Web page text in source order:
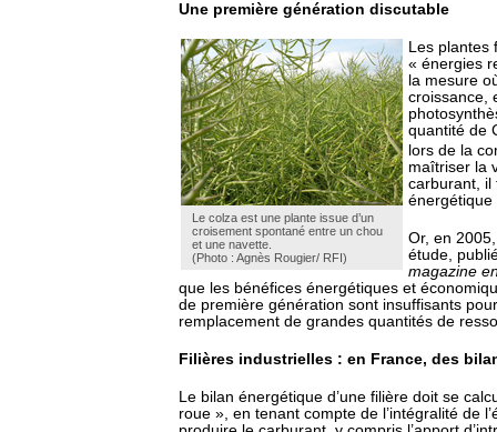
Une première génération discutable
Le colza est une plante issue d’un
croisement spontané entre un chou
et une navette.
(Photo : Agnès Rougier/ RFI)
Les plantes
« énergies
la mesure
croissance,
quantité de
lors de la
maîtriser la
carburant, il
énergétique
Or, en
étude,
magazine
que les bénéfices énergétiques et
de première génération sont insuffisants
remplacement de grandes quantités de
Filières industrielles : en France, des
Le bilan énergétique d’une filière doit se
roue », en tenant compte de l’intégralité de